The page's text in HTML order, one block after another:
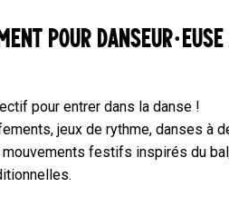
POUR
pour entrer dans la danse !
jeux de rythme, danses à
festifs inspirés du